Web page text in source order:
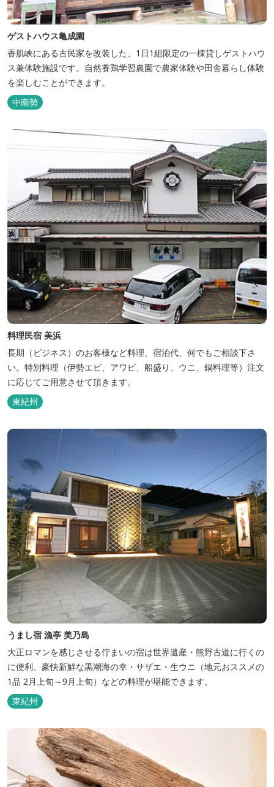
ゲストハウス亀成園
香肌峡にある古民家を改装した、1日1組限定の一棟貸しゲストハウ
ス兼体験施設です。​自然養鶏学習農園で農家体験や田舎暮らし体験
を楽しむことができます。
中南勢
料理民宿 美浜
長期（ビジネス）のお客様など料理、宿泊代、何でもご相談下さ
い。特別料理（伊勢エビ、アワビ、船盛り、ウニ、鍋料理等）注文
に応じてご用意させて頂きます。
東紀州
うまし宿 漁亭 美乃島
大正ロマンを感じさせる佇まいの宿は世界遺産・熊野古道に行くの
に便利。豪快新鮮な黒潮海の幸・サザエ・生ウニ（地元おススメの
1品 2月上旬～9月上旬）などの料理が堪能できます。
東紀州